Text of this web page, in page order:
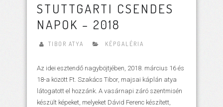
STUTTGARTI CSENDES
NAPOK – 2018
TIBOR ATYA KÉPGALÉRIA
Az idei esztendő nagyböjtjében, 2018. március 16 és
18-a között Ft. Szakács Tibor, majsai káplán atya
látogatott el hozzánk. A vasárnapi záró szentmisén
készült képeket, melyeket Dávid Ferenc készített,